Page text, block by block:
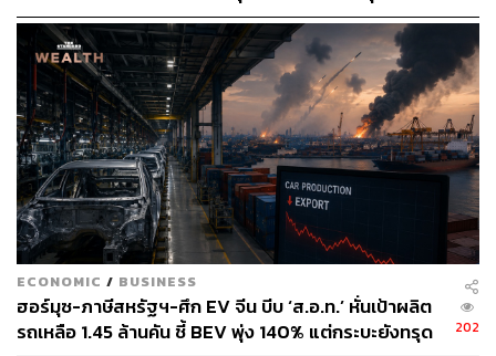
ล้าน
ECONOMIC / BUSINESS
ฮอร์มุซ-ภาษีสหรัฐฯ-ศึก EV จีน บีบ ‘ส.อ.ท.’ หั่นเป้าผลิต
รถเหลือ 1.45 ล้านคัน ชี้ BEV พุ่ง 140% แต่กระบะยังทรุด
202